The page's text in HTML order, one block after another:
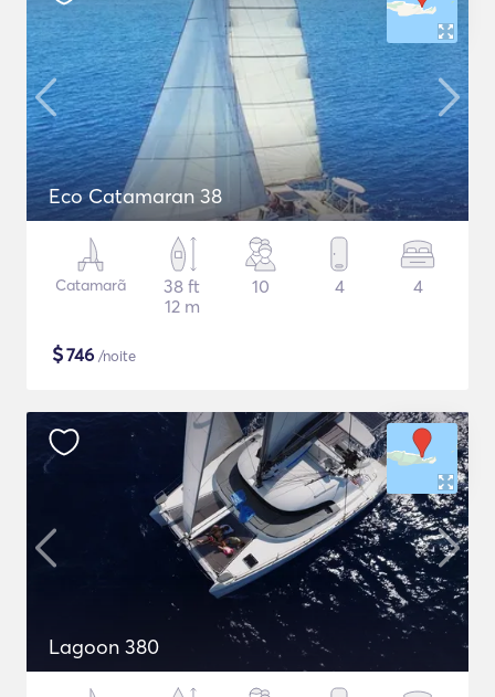
Eco Catamaran 38
Catamarã
38 ft
12 m
10 4 4
$746 /noite
Lagoon 380